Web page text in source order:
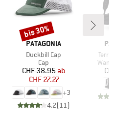
MARKE
PATAGONIA
Artikel
Duckbill Cap
Produktgruppe
Cap
Preis
CHF 38.95reduzierter Preis
ab
CHF 27.27
+3
4.2(11)
Rabatt
bis 30%